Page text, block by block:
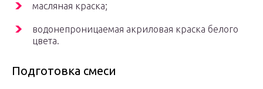
масляная краска;
водонепроницаемая акриловая краска белого
цвета.
Подготовка смеси